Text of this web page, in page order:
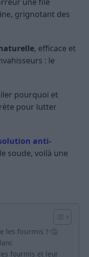
grignotant des
, efficace et
: le
pourquoi et
pour lutter
anti-
soude, voilà une
les fourmis ? 🤔
fourmis et leur